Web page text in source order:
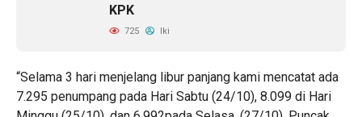
KPK
725 Iki
“Selama 3 hari menjelang libur panjang kami mencatat ada
7.295 penumpang pada Hari Sabtu (24/10), 8.099 di Hari